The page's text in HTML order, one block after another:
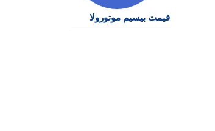
قیمت بیسیم موتورولا